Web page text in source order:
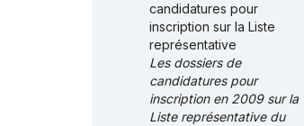
candidatures pour
inscription sur la Liste
représentative
Les dossiers de
candidatures pour
inscription en 2009 sur la
Liste représentative du